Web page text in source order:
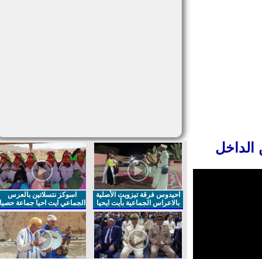
احيدوس فرقة تيزويت الأصلية
بالاعراس الجماعية بأيت ايحيا
اسوكز نتسلاتين بالعرس
الجماعي ايت احيا جماعة حصيا